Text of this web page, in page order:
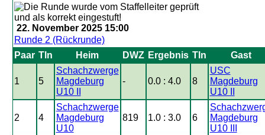
22. November 2025 15:00
Runde 2 (Rückrunde)
Paar Tln Heim DWZ Ergebnis Tln Gast
1 5
Schachzwerge
Magdeburg
U10 II
- 0.0 : 4.0 8
USC
Magdeburg
U10 II
2 4
Schachzwerge
Magdeburg
U10
819 1.0 : 3.0 6
Magdeburg
U10 III